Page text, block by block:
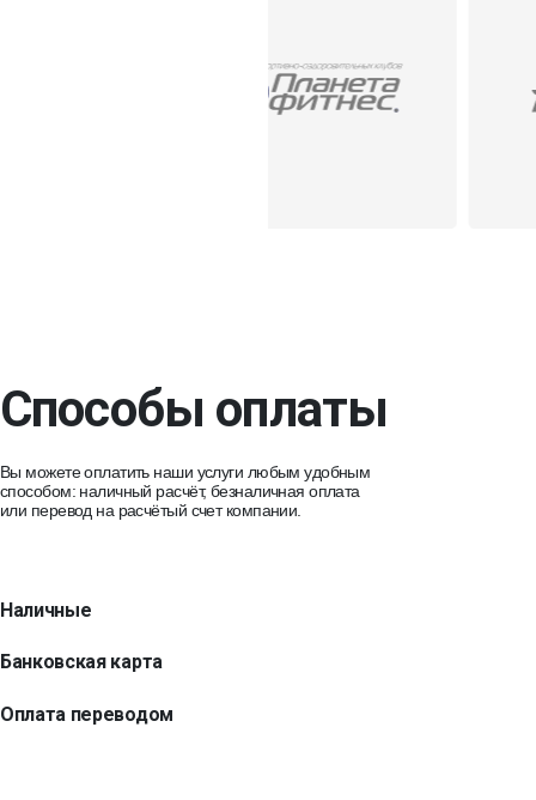
Способы оплаты
Вы можете оплатить наши услуги любым удобным
способом: наличный расчёт, безналичная оплата
или перевод на расчётый счет компании.
Наличные
Банковская карта
Оплата переводом